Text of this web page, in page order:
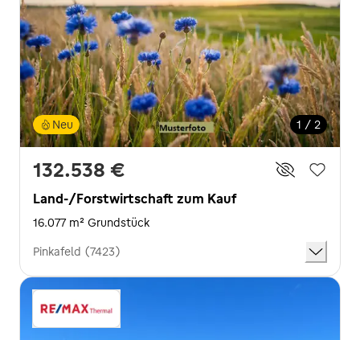
1 / 2
Neu
132.538 €
Land-/Forstwirtschaft zum Kauf
16.077 m² Grundstück
Pinkafeld (7423)